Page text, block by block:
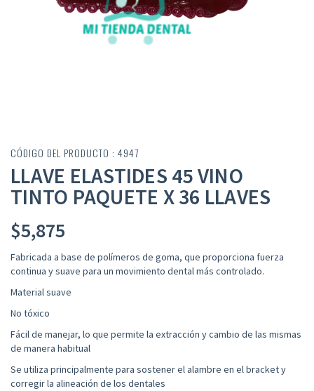
CÓDIGO DEL PRODUCTO : 4947
LLAVE ELASTIDES 45 VINO
TINTO PAQUETE X 36 LLAVES
$5,875
Fabricada a base de polímeros de goma, que proporciona fuerza
continua y suave para un movimiento dental más controlado.
Material suave
No tóxico
Fácil de manejar, lo que permite la extracción y cambio de las mismas
de manera habitual
Se utiliza principalmente para sostener el alambre en el bracket y
corregir la alineación de los dentales